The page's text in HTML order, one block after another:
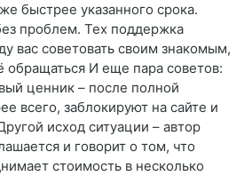
быстрее указанного срока.
проблем. Тех поддержка
вас советовать своим знакомым,
обращаться И еще пара советов:
ценник – после полной
всего, заблокируют на сайте и
исход ситуации – автор
и говорит о том, что
стоимость в несколько